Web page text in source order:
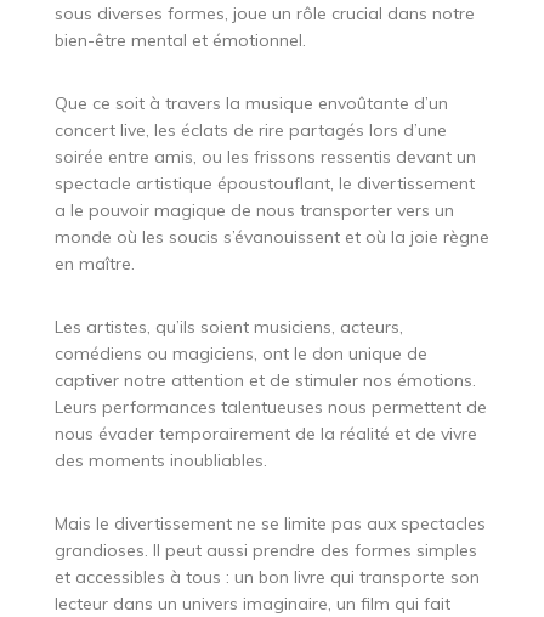
sous diverses formes, joue un rôle crucial dans notre
bien-être mental et émotionnel.
Que ce soit à travers la musique envoûtante d’un
concert live, les éclats de rire partagés lors d’une
soirée entre amis, ou les frissons ressentis devant un
spectacle artistique époustouflant, le divertissement
a le pouvoir magique de nous transporter vers un
monde où les soucis s’évanouissent et où la joie règne
en maître.
Les artistes, qu’ils soient musiciens, acteurs,
comédiens ou magiciens, ont le don unique de
captiver notre attention et de stimuler nos émotions.
Leurs performances talentueuses nous permettent de
nous évader temporairement de la réalité et de vivre
des moments inoubliables.
Mais le divertissement ne se limite pas aux spectacles
grandioses. Il peut aussi prendre des formes simples
et accessibles à tous : un bon livre qui transporte son
lecteur dans un univers imaginaire, un film qui fait